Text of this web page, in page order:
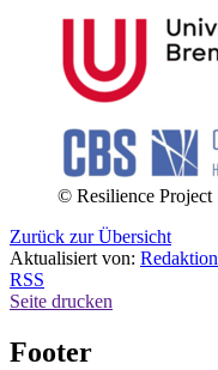
© Resilience Project
Zurück zur Übersicht
Aktualisiert von: Redaktion
RSS
Seite drucken
Footer